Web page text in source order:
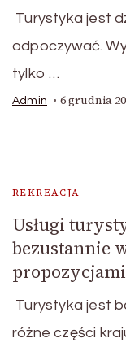
Turystyka jest
odpoczywać.
tylko …
Admin 6 grudnia
REKREACJA
Usługi
bezustannie
Turystyka jest
różne części